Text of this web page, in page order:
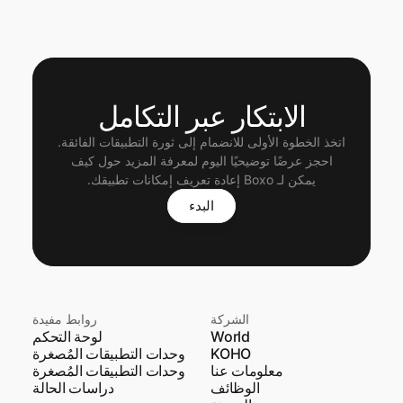
الابتكار عبر التكامل
اتخذ الخطوة الأولى للانضمام إلى ثورة التطبيقات الفائقة.
يمكن لـ Boxo إعادة تعريف إمكانات تطبيقك.
البدء
روابط مفيدة
لوحة التحكم
وحدات التطبيقات المُصغرة
وحدات التطبيقات المُصغرة
دراسات الحالة
الشركة
World
KOHO
معلومات عنا
الوظائف